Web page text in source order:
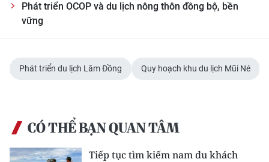
Phát triển OCOP và du lịch nông thôn đồng bộ, bền
vững
Phát triển du lịch Lâm Đồng Quy hoạch khu du lịch Mũi Né
CÓ THỂ BẠN QUAN TÂM
Tiếp tục tìm kiếm nam du khách